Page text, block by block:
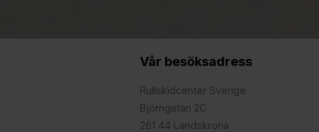
Vår besöksadress
Rullskidcenter Sverige
Björngatan 2C
261 44 Landskrona